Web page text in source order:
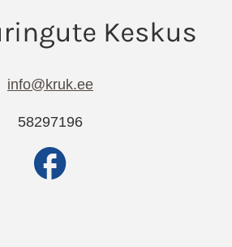
info@kruk.ee
58297196